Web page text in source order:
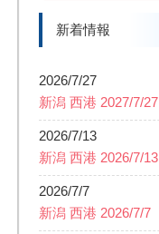
新着情報
2026/7/27
新潟 西港 2027/7/27
2026/7/13
新潟 西港 2026/7/13
2026/7/7
新潟 西港 2026/7/7